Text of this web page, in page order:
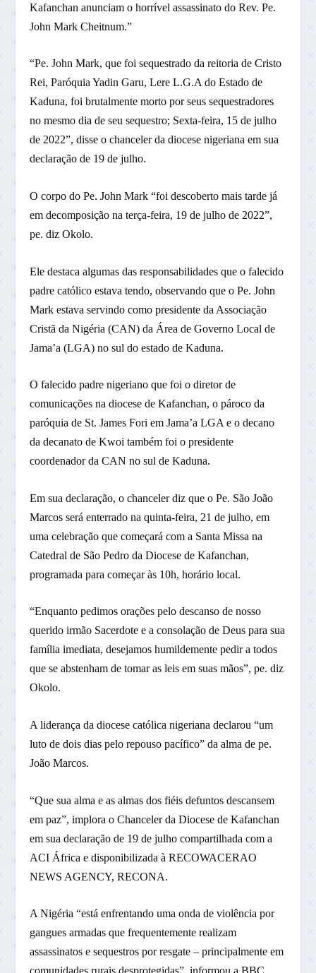
Kafanchan anunciam o horrível assassinato do Rev. Pe.
John Mark Cheitnum.”
“Pe. John Mark, que foi sequestrado da reitoria de Cristo
Rei, Paróquia Yadin Garu, Lere L.G.A do Estado de
Kaduna, foi brutalmente morto por seus sequestradores
no mesmo dia de seu sequestro; Sexta-feira, 15 de julho
de 2022”, disse o chanceler da diocese nigeriana em sua
declaração de 19 de julho.
O corpo do Pe. John Mark “foi descoberto mais tarde já
em decomposição na terça-feira, 19 de julho de 2022”,
pe. diz Okolo.
Ele destaca algumas das responsabilidades que o falecido
padre católico estava tendo, observando que o Pe. John
Mark estava servindo como presidente da Associação
Cristã da Nigéria (CAN) da Área de Governo Local de
Jama’a (LGA) no sul do estado de Kaduna.
O falecido padre nigeriano que foi o diretor de
comunicações na diocese de Kafanchan, o pároco da
paróquia de St. James Fori em Jama’a LGA e o decano
da decanato de Kwoi também foi o presidente
coordenador da CAN no sul de Kaduna.
Em sua declaração, o chanceler diz que o Pe. São João
Marcos será enterrado na quinta-feira, 21 de julho, em
uma celebração que começará com a Santa Missa na
Catedral de São Pedro da Diocese de Kafanchan,
programada para começar às 10h, horário local.
“Enquanto pedimos orações pelo descanso de nosso
querido irmão Sacerdote e a consolação de Deus para sua
família imediata, desejamos humildemente pedir a todos
que se abstenham de tomar as leis em suas mãos”, pe. diz
Okolo.
A liderança da diocese católica nigeriana declarou “um
luto de dois dias pelo repouso pacífico” da alma de pe.
João Marcos.
“Que sua alma e as almas dos fiéis defuntos descansem
em paz”, implora o Chanceler da Diocese de Kafanchan
em sua declaração de 19 de julho compartilhada com a
ACI África e disponibilizada à RECOWACERAO
NEWS AGENCY, RECONA.
A Nigéria “está enfrentando uma onda de violência por
gangues armadas que frequentemente realizam
assassinatos e sequestros por resgate – principalmente em